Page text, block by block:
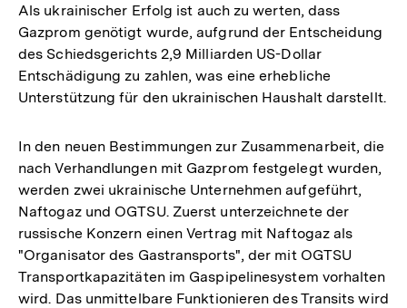
Als ukrainischer Erfolg ist auch zu werten, dass
Gazprom genötigt wurde, aufgrund der Entscheidung
des Schiedsgerichts 2,9 Milliarden US-Dollar
Entschädigung zu zahlen, was eine erhebliche
Unterstützung für den ukrainischen Haushalt darstellt.
In den neuen Bestimmungen zur Zusammenarbeit, die
nach Verhandlungen mit Gazprom festgelegt wurden,
werden zwei ukrainische Unternehmen aufgeführt,
Naftogaz und OGTSU. Zuerst unterzeichnete der
russische Konzern einen Vertrag mit Naftogaz als
"Organisator des Gastransports", der mit OGTSU
Transportkapazitäten im Gaspipelinesystem vorhalten
wird. Das unmittelbare Funktionieren des Transits wird